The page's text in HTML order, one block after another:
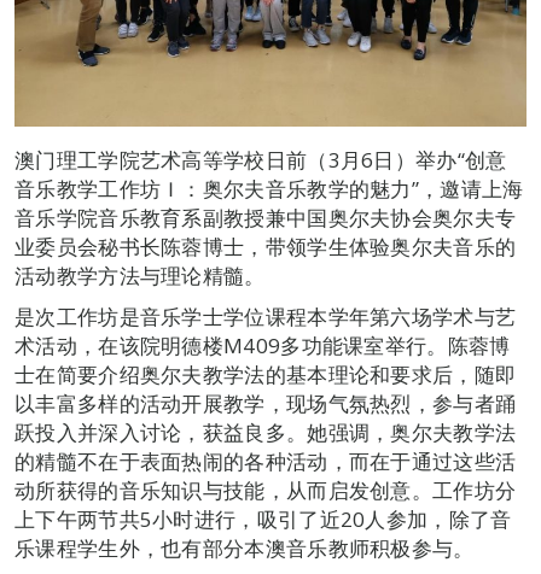
澳门理工学院艺术高等学校日前（3月6日）举办“创意
音乐教学工作坊Ｉ：奥尔夫音乐教学的魅力”，邀请上海
音乐学院音乐教育系副教授兼中国奥尔夫协会奥尔夫专
业委员会秘书长陈蓉博士，带领学生体验奥尔夫音乐的
活动教学方法与理论精髓。
是次工作坊是音乐学士学位课程本学年第六场学术与艺
术活动，在该院明德楼M409多功能课室举行。陈蓉博
士在简要介绍奥尔夫教学法的基本理论和要求后，随即
以丰富多样的活动开展教学，现场气氛热烈，参与者踊
跃投入并深入讨论，获益良多。她强调，奥尔夫教学法
的精髓不在于表面热闹的各种活动，而在于通过这些活
动所获得的音乐知识与技能，从而启发创意。工作坊分
上下午两节共5小时进行，吸引了近20人参加，除了音
乐课程学生外，也有部分本澳音乐教师积极参与。